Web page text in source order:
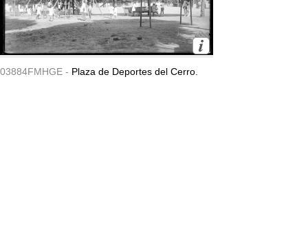
03884FMHGE - Plaza de Deportes del Cerro.